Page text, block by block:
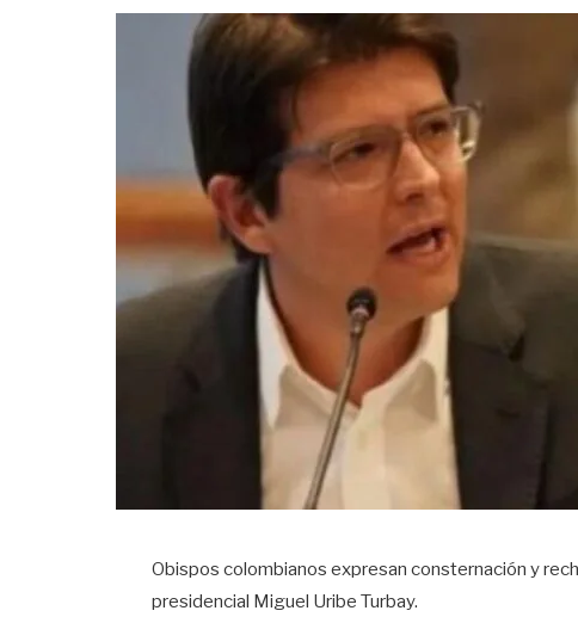
Obispos colombianos expresan consternación y
presidencial Miguel Uribe Turbay.